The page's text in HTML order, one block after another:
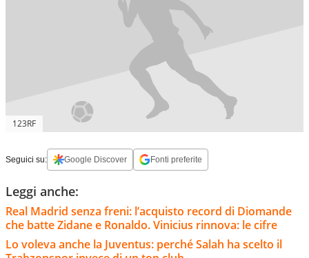
123RF
Seguici su: Google Discover Fonti preferite
Leggi anche:
Real Madrid senza freni: l’acquisto record di Diomande
che batte Zidane e Ronaldo. Vinicius rinnova: le cifre
Lo voleva anche la Juventus: perché Salah ha scelto il